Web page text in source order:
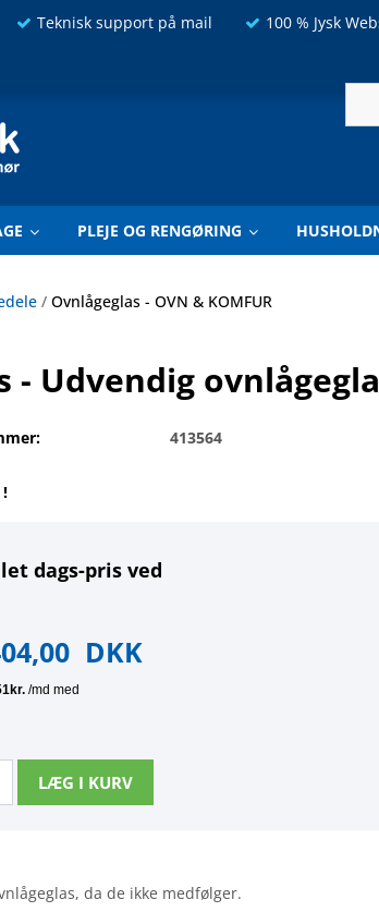
Teknisk support på mail 100 % Jysk
PLEJE OG RENGØRING
/ Ovnlågeglas - OVN & KOMFUR
- Udvendig
413564
!
dags-pris ved
DKK
da de ikke medfølger.